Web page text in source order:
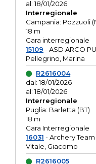
al: 18/01/2026
Interregionale
Campania: Pozzuoli
18 m
Gara interregionale
15109 - ASD ARCO
Pellegrino, Marina
R2616004
dal: 18/01/2026
al: 18/01/2026
Interregionale
Puglia: Barletta (BT)
18 m
Gara Interregionale
16031 - Archery
Vitale, Giacomo
R2616005